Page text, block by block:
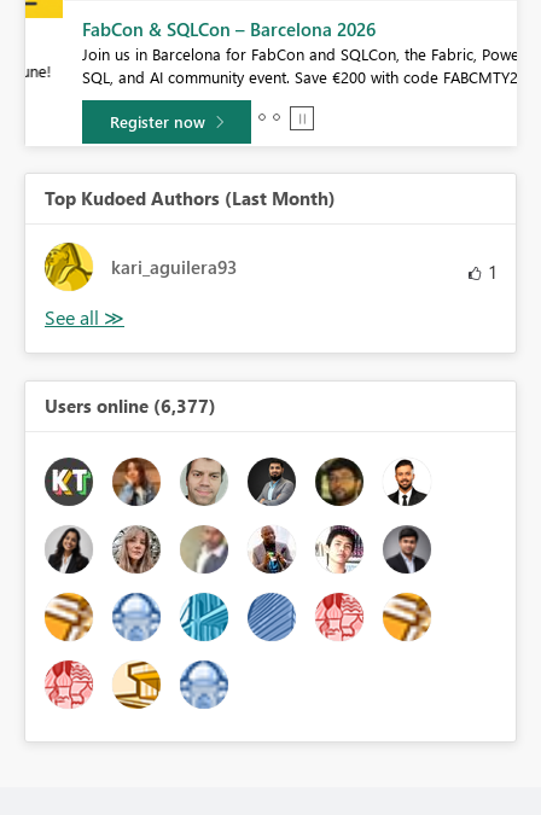
FabCon & SQLCon – Barcelona 2026
Join us in Barcelona for FabCon and SQLCon, the Fabric, Power BI,
SQL, and AI community event. Save €200 with code FABCMTY200.
Register now
Top Kudoed Authors (Last Month)
kari_aguilera93 1
Users online (6,377)